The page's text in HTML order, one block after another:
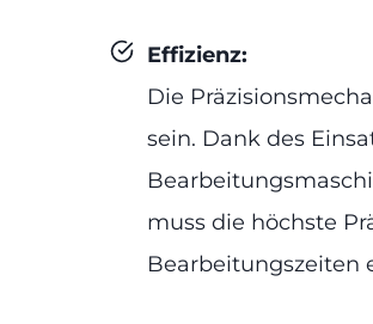
Effizienz:
Die
sein. Dank des
muss die höchste
Bearbeitungszeiten